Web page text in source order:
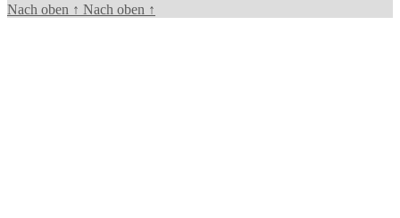
Nach oben ↑ Nach oben ↑